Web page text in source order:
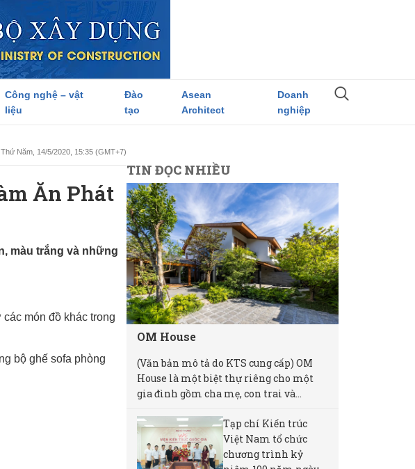
Công nghệ – vật
liệu
Đào
tạo
Asean
Architect
Doanh
nghiệp
Thứ Năm, 14/5/2020, 15:35 (GMT+7)
Ăn Phát
màu trắng và những
món đồ khác trong
bộ ghế sofa phòng
TIN ĐỌC NHIỀU
OM House
(Văn bản mô tả do KTS cung cấp) OM
House là một biệt thự riêng cho một
gia đình gồm cha mẹ, con trai và...
Tạp chí Kiến trúc
Việt Nam tổ chức
chương trình kỷ